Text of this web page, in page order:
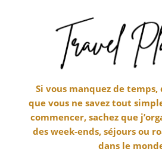
Si vous manquez de temps,
que vous ne savez tout
commencer, sachez que
des week-ends, séjours ou
dans le